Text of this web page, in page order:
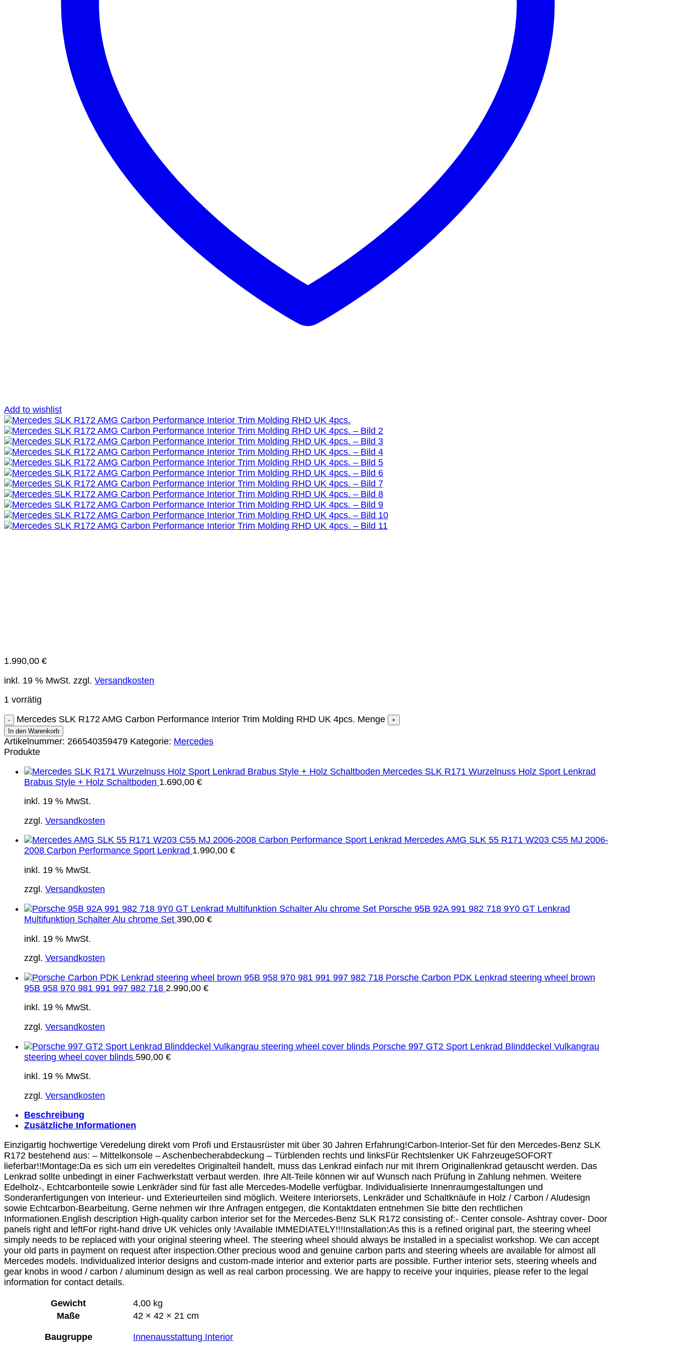
Add to wishlist
1.990,00 €
inkl. 19 % MwSt. zzgl. Versandkosten
1 vorrätig
Mercedes SLK R172 AMG Carbon Performance Interior Trim Molding RHD UK 4pcs. Menge
In den Warenkorb
Artikelnummer: 266540359479 Kategorie: Mercedes
Produkte
Mercedes SLK R171 Wurzelnuss Holz Sport Lenkrad
Brabus Style + Holz Schaltboden 1.690,00 €
inkl. 19 % MwSt.
zzgl. Versandkosten
Mercedes AMG SLK 55 R171 W203 C55 MJ 2006-
2008 Carbon Performance Sport Lenkrad 1.990,00 €
inkl. 19 % MwSt.
zzgl. Versandkosten
Porsche 95B 92A 991 982 718 9Y0 GT Lenkrad
Multifunktion Schalter Alu chrome Set 390,00 €
inkl. 19 % MwSt.
zzgl. Versandkosten
Porsche Carbon PDK Lenkrad steering wheel brown
95B 958 970 981 991 997 982 718 2.990,00 €
inkl. 19 % MwSt.
zzgl. Versandkosten
Porsche 997 GT2 Sport Lenkrad Blinddeckel Vulkangrau
steering wheel cover blinds 590,00 €
inkl. 19 % MwSt.
zzgl. Versandkosten
Beschreibung
Zusätzliche Informationen
Einzigartig hochwertige Veredelung direkt vom Profi und Erstausrüster mit über 30 Jahren Erfahrung!Carbon-Interior-Set für den Mercedes-Benz SLK
R172 bestehend aus: – Mittelkonsole – Aschenbecherabdeckung – Türblenden rechts und linksFür Rechtslenker UK FahrzeugeSOFORT
lieferbar!!Montage:Da es sich um ein veredeltes Originalteil handelt, muss das Lenkrad einfach nur mit Ihrem Originallenkrad getauscht werden. Das
Lenkrad sollte unbedingt in einer Fachwerkstatt verbaut werden. Ihre Alt-Teile können wir auf Wunsch nach Prüfung in Zahlung nehmen. Weitere
Edelholz-, Echtcarbonteile sowie Lenkräder sind für fast alle Mercedes-Modelle verfügbar. Individualisierte Innenraumgestaltungen und
Sonderanfertigungen von Interieur- und Exterieurteilen sind möglich. Weitere Interiorsets, Lenkräder und Schaltknäufe in Holz / Carbon / Aludesign
sowie Echtcarbon-Bearbeitung. Gerne nehmen wir Ihre Anfragen entgegen, die Kontaktdaten entnehmen Sie bitte den rechtlichen
Informationen.English description High-quality carbon interior set for the Mercedes-Benz SLK R172 consisting of:- Center console- Ashtray cover- Door
panels right and leftFor right-hand drive UK vehicles only !Available IMMEDIATELY!!!Installation:As this is a refined original part, the steering wheel
simply needs to be replaced with your original steering wheel. The steering wheel should always be installed in a specialist workshop. We can accept
your old parts in payment on request after inspection.Other precious wood and genuine carbon parts and steering wheels are available for almost all
Mercedes models. Individualized interior designs and custom-made interior and exterior parts are possible. Further interior sets, steering wheels and
gear knobs in wood / carbon / aluminum design as well as real carbon processing. We are happy to receive your inquiries, please refer to the legal
information for contact details.
Gewicht
4,00 kg
Maße
42 × 42 × 21 cm
Baugruppe Innenausstattung Interior